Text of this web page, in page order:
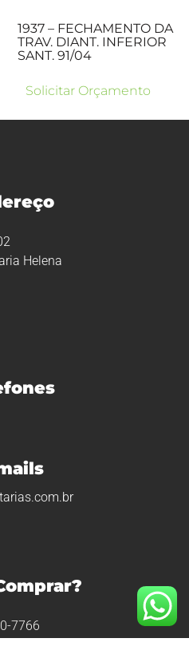
1937 – FECHAMENTO DA
TRAV. DIANT. INFERIOR
SANT. 91/04
Solicitar Orçamento
Helena
7766